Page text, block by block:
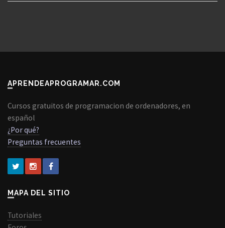
APRENDEAPROGRAMAR.COM
Cursos gratuitos de programacion de ordenadores, en
español
¿Por qué?
Preguntas frecuentes
MAPA DEL SITIO
Tutoriales